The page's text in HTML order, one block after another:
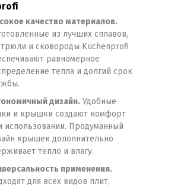
качество материалов.
из лучших сплавов,
и сковороды Küchenprofi
равномерное
тепла и долгий срок
дизайн. Удобные
и крышки создают комфорт
использовании. Продуманный
крышек дополнительно
тепло и влагу.
применения.
для всех видов плит,